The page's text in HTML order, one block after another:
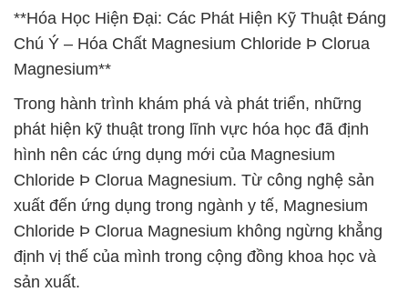
**Hóa Học Hiện Đại: Các Phát Hiện Kỹ Thuật Đáng
Chú Ý – Hóa Chất Magnesium Chloride Þ Clorua
Magnesium**
Trong hành trình khám phá và phát triển, những
phát hiện kỹ thuật trong lĩnh vực hóa học đã định
hình nên các ứng dụng mới của Magnesium
Chloride Þ Clorua Magnesium. Từ công nghệ sản
xuất đến ứng dụng trong ngành y tế, Magnesium
Chloride Þ Clorua Magnesium không ngừng khẳng
định vị thế của mình trong cộng đồng khoa học và
sản xuất.